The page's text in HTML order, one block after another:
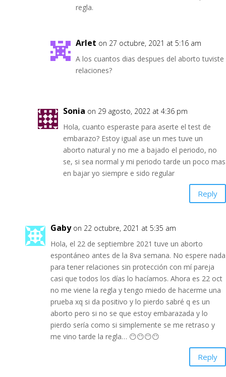
regla.
Arlet on 27 octubre, 2021 at 5:16 am
A los cuantos dias despues del aborto tuviste
relaciones?
Sonia on 29 agosto, 2022 at 4:36 pm
Hola, cuanto esperaste para aserte el test de
embarazo? Estoy igual ase un mes tuve un
aborto natural y no me a bajado el periodo, no
se, si sea normal y mi periodo tarde un poco mas
en bajar yo siempre e sido regular
Reply
Gaby on 22 octubre, 2021 at 5:35 am
Hola, el 22 de septiembre 2021 tuve un aborto
espontáneo antes de la 8va semana. No espere nada
para tener relaciones sin protección con mí pareja
casi que todos los días lo hacíamos. Ahora es 22 oct
no me viene la regla y tengo miedo de hacerme una
prueba xq si da positivo y lo pierdo sabré q es un
aborto pero si no se que estoy embarazada y lo
pierdo sería como si simplemente se me retraso y
me vino tarde la regla… 😶😶😶😶
Reply